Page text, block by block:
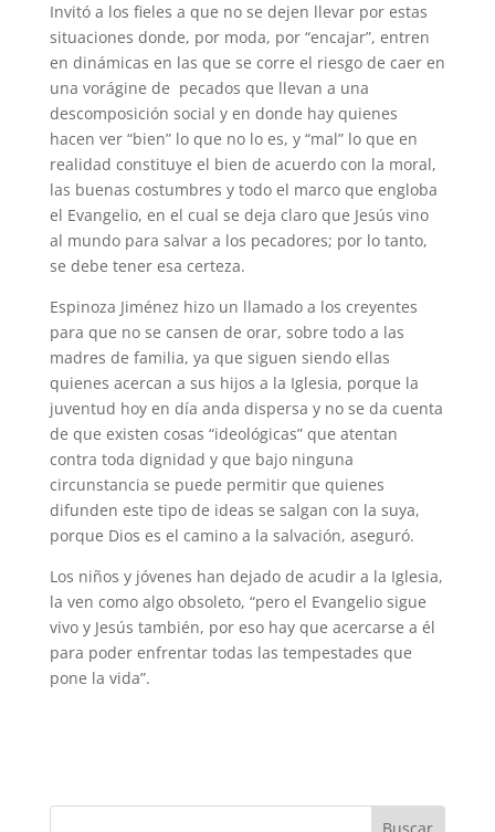
Invitó a los fieles a que no se dejen llevar por estas
situaciones donde, por moda, por “encajar”, entren
en dinámicas en las que se corre el riesgo de caer en
una vorágine de pecados que llevan a una
descomposición social y en donde hay quienes
hacen ver “bien” lo que no lo es, y “mal” lo que en
realidad constituye el bien de acuerdo con la moral,
las buenas costumbres y todo el marco que engloba
el Evangelio, en el cual se deja claro que Jesús vino
al mundo para salvar a los pecadores; por lo tanto,
se debe tener esa certeza.
Espinoza Jiménez hizo un llamado a los creyentes
para que no se cansen de orar, sobre todo a las
madres de familia, ya que siguen siendo ellas
quienes acercan a sus hijos a la Iglesia, porque la
juventud hoy en día anda dispersa y no se da cuenta
de que existen cosas “ideológicas” que atentan
contra toda dignidad y que bajo ninguna
circunstancia se puede permitir que quienes
difunden este tipo de ideas se salgan con la suya,
porque Dios es el camino a la salvación, aseguró.
Los niños y jóvenes han dejado de acudir a la Iglesia,
la ven como algo obsoleto, “pero el Evangelio sigue
vivo y Jesús también, por eso hay que acercarse a él
para poder enfrentar todas las tempestades que
pone la vida”.